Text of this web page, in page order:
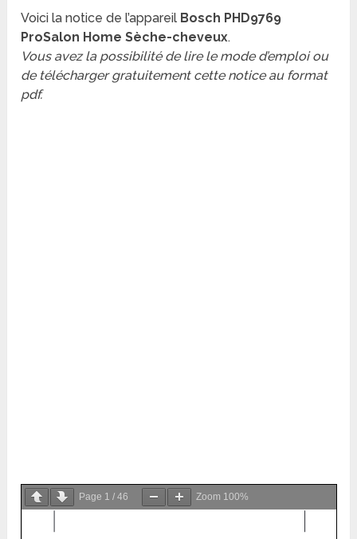
Voici la notice de l’appareil Bosch PHD9769
ProSalon Home Sèche-cheveux.
Vous avez la possibilité de lire le mode d’emploi ou
de télécharger gratuitement cette notice au format
pdf.
Page 1 /46 Zoom 100%